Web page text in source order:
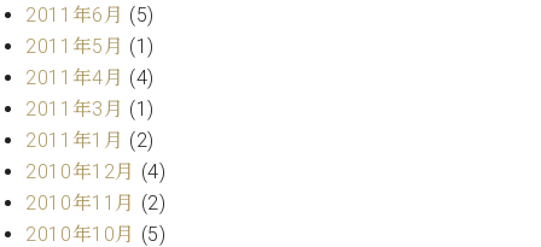
調
律
金
表
お
問
い
合
2011年6月 (5)
2011年5月 (1)
2011年4月 (4)
2011年3月 (1)
2011年1月 (2)
2010年12月 (4)
2010年11月 (2)
2010年10月 (5)